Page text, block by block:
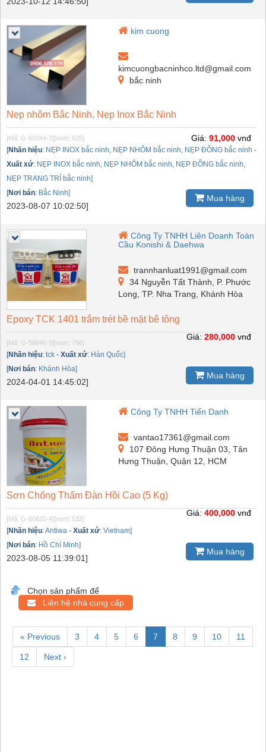
kim cuong
kimcuongbacninhco.ltd@gmail.com
bắc ninh
Nẹp nhôm Bắc Ninh, Nẹp Inox Bắc Ninh
[Mã: G-60344-3] [xem: 625]
[Nhãn hiệu: NẸP INOX bắc ninh, NẸP NHÔM bắc ninh, NẸP ĐỒNG bắc ninh -
Xuất xứ: NẸP INOX bắc ninh, NẸP NHÔM bắc ninh, NẸP ĐỒNG bắc ninh,
NẸP TRANG TRÍ bắc ninh]
[Nơi bán: Bắc Ninh]
2023-08-07 10:02:50]
Giá: 91,000 vnđ
Mua hàng
Công Ty TNHH Liên Doanh Toàn
Cầu Konishi & Daehwa
trannhanluat1991@gmail.com
34 Nguyễn Tất Thành, P. Phước
Long, TP. Nha Trang, Khánh Hòa
Epoxy TCK 1401 trắm trét bề mặt bê tông
[Mã: G-58846-9] [xem: 796]
[Nhãn hiệu: tck - Xuất xứ: Hàn Quốc]
[Nơi bán: Khánh Hòa]
2024-04-01 14:45:02]
Giá: 280,000 vnđ
Mua hàng
Công Ty TNHH Tiến Danh
vantao17361@gmail.com
107 Đông Hưng Thuận 03, Tân
Hưng Thuận, Quận 12, HCM
Sơn Chống Thấm Đàn Hồi Cao (5 Kg)
[Mã: G-60620-4] [xem: 532]
[Nhãn hiệu:Antiwa - Xuất xứ: Vietnam]
[Nơi bán: Hồ Chí Minh]
2023-08-05 11:39:01]
Giá: 400,000 vnđ
Mua hàng
Chọn sản phẩm để
Liên hệ nhà cung cấp
« Previous 3 4 5 6 7 8 9 10 11
12 Next ›